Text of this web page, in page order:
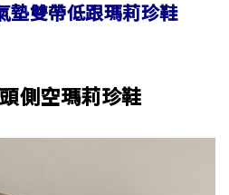
墊雙帶低跟瑪莉珍鞋
側空瑪莉珍鞋